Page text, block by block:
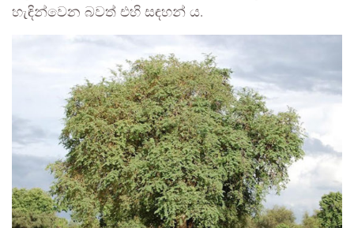
හැඳින්වෙන බවත් එහි සඳහන් ය.